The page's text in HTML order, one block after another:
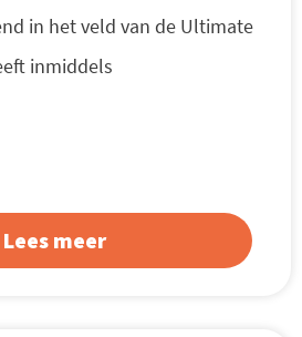
in het veld van de Ultimate
inmiddels
Lees meer